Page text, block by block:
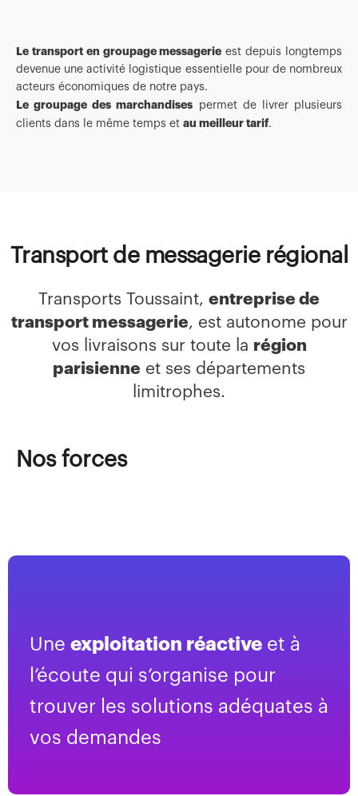
Le transport en groupage messagerie est depuis longtemps
devenue une activité logistique essentielle pour de nombreux
acteurs économiques de notre pays.
Le groupage des marchandises permet de livrer plusieurs
clients dans le même temps et au meilleur tarif.
Transport de messagerie régional
Transports Toussaint, entreprise de
transport messagerie, est autonome pour
vos livraisons sur toute la région
parisienne et ses départements
limitrophes.
Nos forces
Une exploitation réactive et à
l’écoute qui s’organise pour
trouver les solutions adéquates à
vos demandes